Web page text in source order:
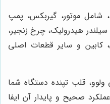
شامل موتور، گیربکس، پمپ
هیدرولیک، چرخ زنجیر،
کابین و سایر قطعات اصلی
قلب تپنده دستگاه شما
صحیح و پایدار آن ایفا